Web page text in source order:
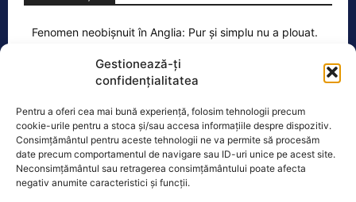
Gestionează-ți
confidențialitatea
Pentru a oferi cea mai bună experiență, folosim tehnologii precum
cookie-urile pentru a stoca și/sau accesa informațiile despre dispozitiv.
Consimțământul pentru aceste tehnologii ne va permite să procesăm
date precum comportamentul de navigare sau ID-uri unice pe acest site.
Neconsimțământul sau retragerea consimțământului poate afecta
negativ anumite caracteristici și funcții.
Fenomen neobișnuit în Anglia: Pur și simplu nu a plouat.
Potrivit Agenției de Mediu din Marea
Britanie, doar 20% din Anglia are
aceasta este a [...]